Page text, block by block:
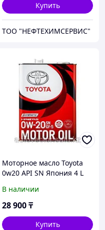
Купить
ТОО "НЕФТЕХИМСЕРВИС"
Моторное масло Toyota
0w20 API SN Япония 4 L
В наличии
28 900₸
Купить